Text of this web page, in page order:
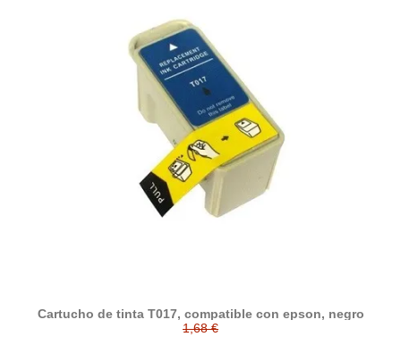
Cartucho de tinta T017, compatible con epson, negro
1,68 €